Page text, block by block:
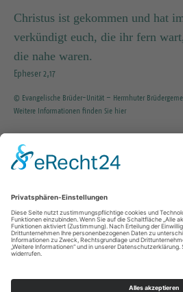
Christus ist gekommen und hat
verkündigt euch, die ihr fern
die nahe waren.
Epheser 2,17
© Evangelische Brüder-Unität – Herrnhuter
Weitere Informationen finden Sie hier
INFO SERVICE
035203 / 37351